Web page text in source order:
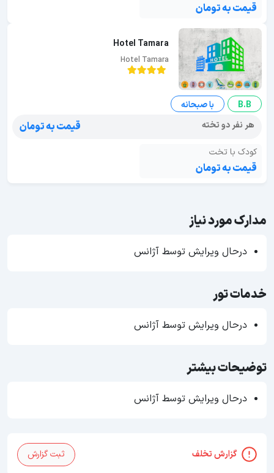
قیمت به تومان
Hotel Tamara
Hotel Tamara
B.B
با صبحانه
هر نفر دو تخته
قیمت به تومان
کودک با تخت
قیمت به تومان
مدارک مورد نیاز
درحال ویرایش توسط آژانس
خدمات تور
درحال ویرایش توسط آژانس
توضیحات بیشتر
درحال ویرایش توسط آژانس
گزارش تخلف ثبت گزارش